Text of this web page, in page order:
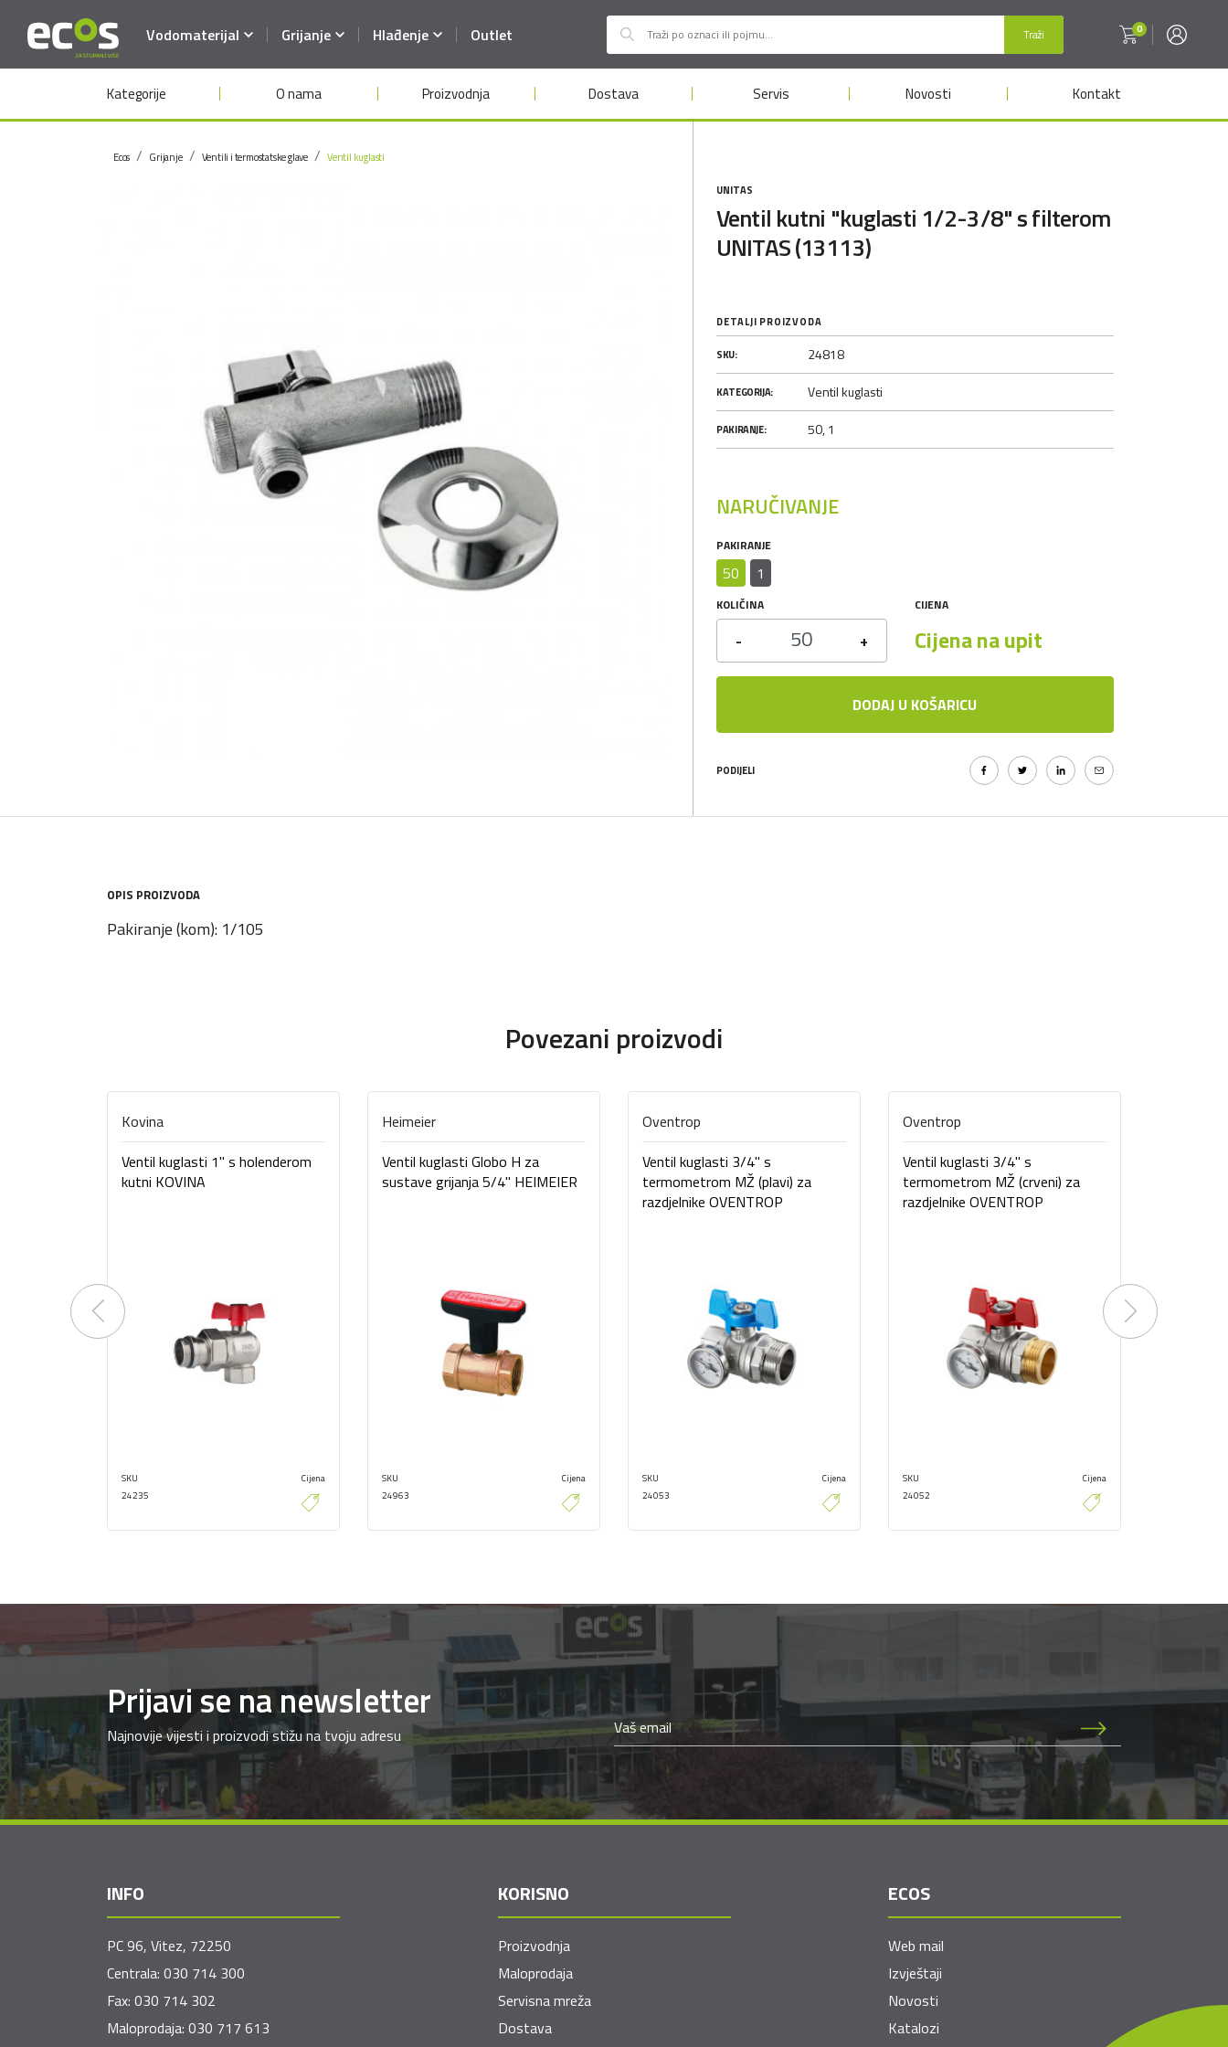
Traži 0
Vodomaterijal Grijanje Hlađenje Outlet
Kategorije O nama Proizvodnja Dostava Servis Novosti Kontakt
Ecos Grijanje Ventili i termostatske glave Ventil kuglasti
UNITAS
Ventil kutni "kuglasti 1/2-3/8" s filterom
UNITAS (13113)
DETALJI PROIZVODA
SKU: 24818
KATEGORIJA: Ventil kuglasti
PAKIRANJE: 50, 1
NARUČIVANJE
PAKIRANJE
50 1
KOLIČINA
- +
CIJENA
Cijena na upit
DODAJ U KOŠARICU
PODIJELI
OPIS PROIZVODA
Pakiranje (kom): 1/105
Povezani proizvodi
Kovina
Ventil kuglasti 1" s holenderom
kutni KOVINA
SKU
24235
Cijena
Heimeier
Ventil kuglasti Globo H za
sustave grijanja 5/4" HEIMEIER
SKU
24963
Cijena
Oventrop
Ventil kuglasti 3/4" s
termometrom MŽ (plavi) za
razdjelnike OVENTROP
SKU
24053
Cijena
Oventrop
Ventil kuglasti 3/4" s
termometrom MŽ (crveni) za
razdjelnike OVENTROP
SKU
24052
Cijena
Previous Next
Prijavi se na newsletter
Najnovije vijesti i proizvodi stižu na tvoju adresu
INFO
PC 96, Vitez, 72250
Centrala: 030 714 300
Fax: 030 714 302
Maloprodaja: 030 717 613
KORISNO
Proizvodnja
Maloprodaja
Servisna mreža
Dostava
ECOS
Web mail
Izvještaji
Novosti
Katalozi